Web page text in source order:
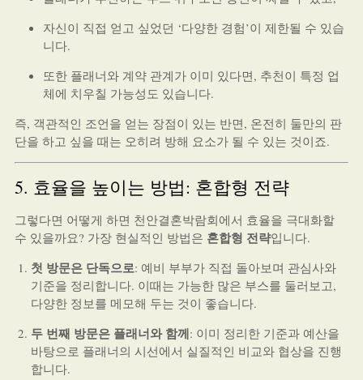
자신이 직접 얻고 싶었던 ‘다양한 경험’이 제한될 수 있습
니다.
또한 플래너와 계약 관계가 이미 있다면, 추천이 특정 업
체에 치우칠 가능성도 있습니다.
즉, 객관적인 조언을 얻는 장점이 있는 반면, 온전히 둘만의 판
단을 하고 싶을 때는 오히려 방해 요소가 될 수 있는 것이죠.
5. 효율을 높이는 방법: 혼합형 전략
그렇다면 어떻게 하면 천안결혼박람회에서 효율을 극대화할
수 있을까요? 가장 현실적인 방법은 혼합형 전략입니다.
첫 방문은 단독으로: 예비 부부가 직접 돌아보며 관심사와
기준을 정리합니다. 이때는 가능한 많은 부스를 둘러보고,
다양한 정보를 메모해 두는 것이 좋습니다.
두 번째 방문은 플래너와 함께: 이미 정리한 기준과 예산을
바탕으로 플래너의 시선에서 실질적인 비교와 협상을 진행
합니다.